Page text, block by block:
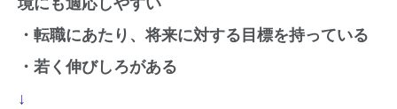
・転職にあたり、将来に対する目標を持っている
・若く伸びしろがある
↓